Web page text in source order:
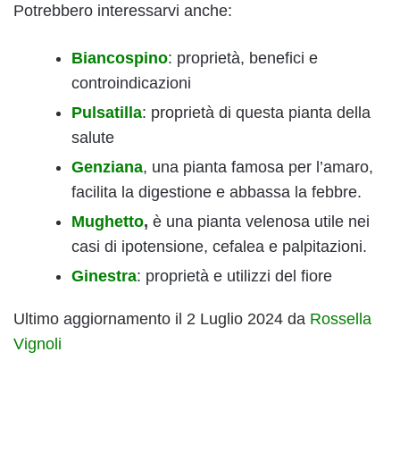
Potrebbero interessarvi anche:
Biancospino: proprietà, benefici e
controindicazioni
Pulsatilla: proprietà di questa pianta della
salute
Genziana, una pianta famosa per l’amaro,
facilita la digestione e abbassa la febbre.
Mughetto, è una pianta velenosa utile nei
casi di ipotensione, cefalea e palpitazioni.
Ginestra: proprietà e utilizzi del fiore
Ultimo aggiornamento il 2 Luglio 2024 da Rossella
Vignoli